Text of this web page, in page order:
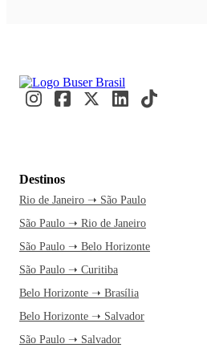
Destinos
Rio de Janeiro ➝ São Paulo
São Paulo ➝ Rio de Janeiro
São Paulo ➝ Belo Horizonte
São Paulo ➝ Curitiba
Belo Horizonte ➝ Brasília
Belo Horizonte ➝ Salvador
São Paulo ➝ Salvador